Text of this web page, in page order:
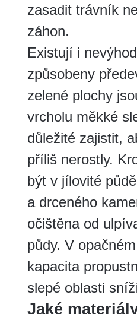
zasadit trávník
záhon.
Existují i
způsobeny
zelené plochy
vrcholu měkké
důležité zajistit,
příliš nerostly.
být v jílovité
a drceného
očištěna od
půdy. V
kapacita
slepé oblasti
Jaké